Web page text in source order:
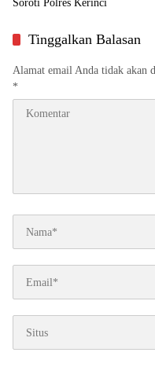
Soroti Polres Kerinci
Tinggalkan Balasan
Alamat email Anda tidak akan
*